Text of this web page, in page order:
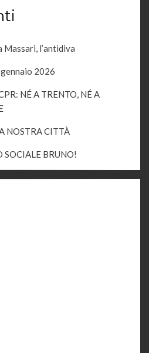
l’antidiva
gennaio 2026
NÉ A TRENTO, NÉ A
NOSTRA CITTÀ
SOCIALE BRUNO!